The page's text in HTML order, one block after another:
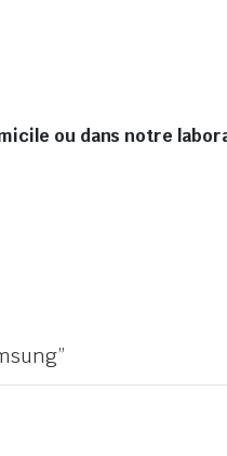
ou dans notre